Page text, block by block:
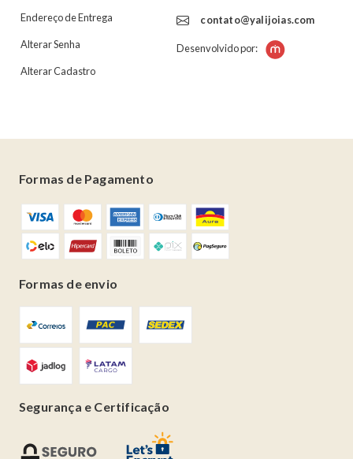
Formas de Pagamento
Formas de envio
Segurança e Certificação
Endereço de Entrega
Alterar Senha
Alterar Cadastro
contato@yalijoias.com
Desenvolvido por: